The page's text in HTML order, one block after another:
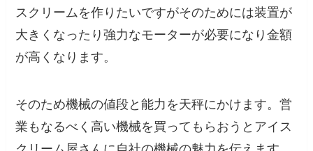
スクリームを作りたいですがそのためには装置が
大きくなったり強力なモーターが必要になり金額
が高くなります。
そのため機械の値段と能力を天秤にかけます。営
業もなるべく高い機械を買ってもらおうとアイス